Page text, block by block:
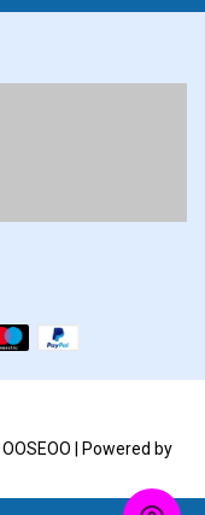
OOSEOO | Powered by